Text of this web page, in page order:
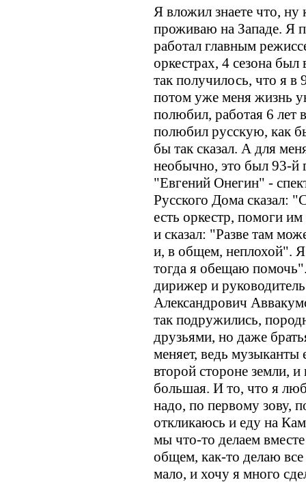
Я вложил знаете что, ну
проживаю на Западе. Я
работал главным
оркестрах, 4 сезона
так получилось, что я
потом уже меня жизнь
полюбил, работая 6 лет
полюбил русскую, как
бы так сказал. А для
необычно, это был 93-й
"Евгений Онегин" -
Русского Дома сказал:
есть оркестр, помоги
и сказал: "Разве там
и, в общем, неплохой". Я
тогда я обещаю
дирижер и
Александрович
так подружились,
друзьями, но даже
меняет, ведь музыканты
второй стороне земли,
большая. И то, что я
надо, по первому зову,
откликаюсь и еду на
мы что-то делаем
общем, как-то делаю
мало, и хочу я много